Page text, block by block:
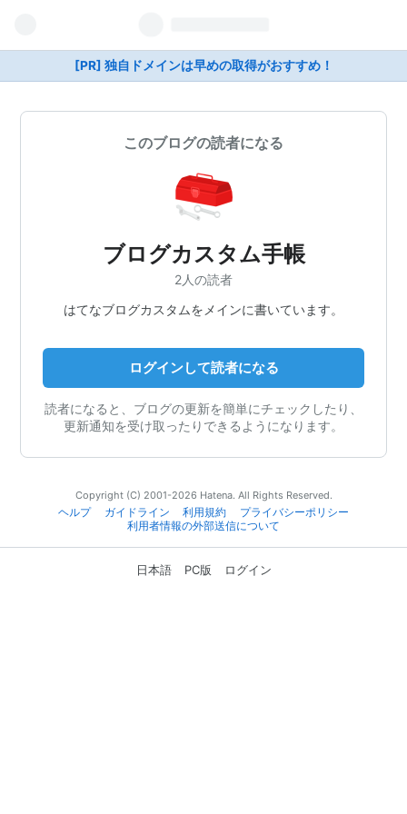
[PR] 独自ドメインは早めの取得がおすすめ！
このブログの読者になる
ブログカスタム手帳
2人の読者
はてなブログカスタムをメインに書いています。
ログインして読者になる
読者になると、ブログの更新を簡単にチェックしたり、
更新通知を受け取ったりできるようになります。
Copyright (C) 2001-2026 Hatena. All Rights Reserved.
ヘルプ
ガイドライン 利用規約
プライバシーポリシー
利用者情報の外部送信について
日本語 PC版 ログイン